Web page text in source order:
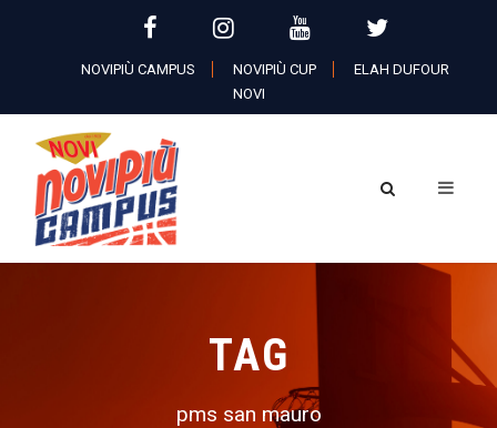
NOVIPIÙ CAMPUS NOVIPIÙ CUP
ELAH DUFOUR
NOVI
TAG
pms san mauro